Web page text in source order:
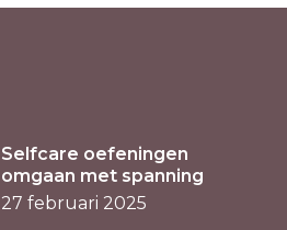
Selfcare oefeningen
omgaan met spanning
27 februari 2025